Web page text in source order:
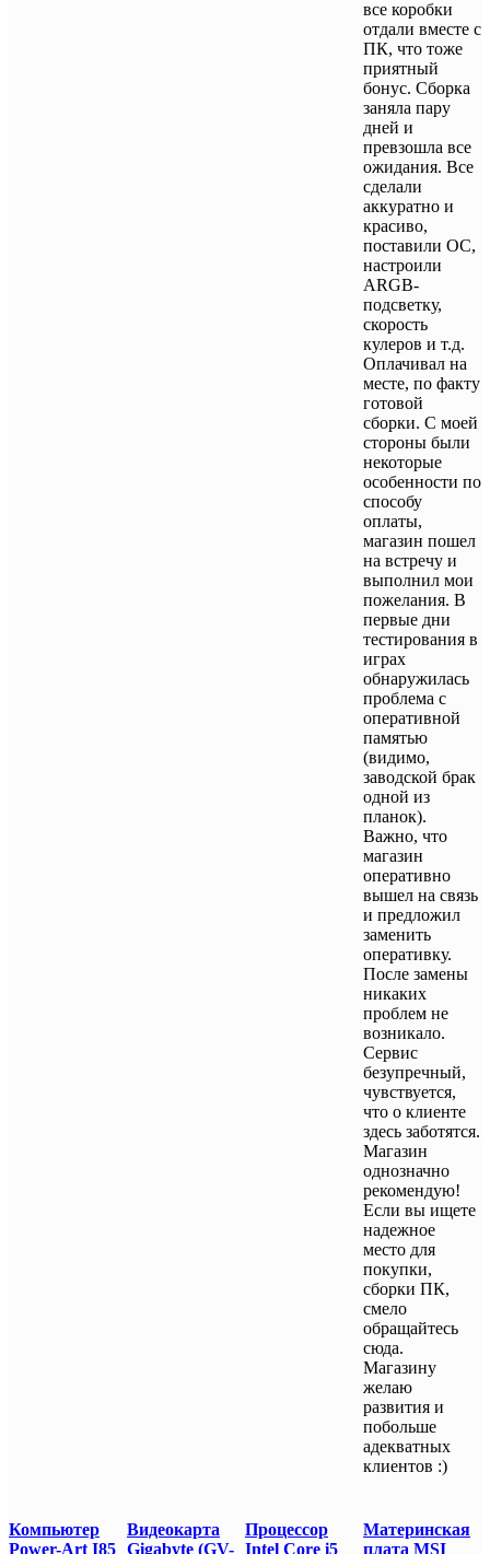
все коробки
отдали вместе с
ПК, что тоже
приятный
бонус. Сборка
заняла пару
дней и
превзошла все
ожидания. Все
сделали
аккуратно и
красиво,
поставили ОС,
настроили
ARGB-
подсветку,
скорость
кулеров и т.д.
Оплачивал на
месте, по факту
готовой
сборки. С моей
стороны были
некоторые
особенности по
способу
оплаты,
магазин пошел
на встречу и
выполнил мои
пожелания. В
первые дни
тестирования в
играх
обнаружилась
проблема с
оперативной
памятью
(видимо,
заводской брак
одной из
планок).
Важно, что
магазин
оперативно
вышел на связь
и предложил
заменить
оперативку.
После замены
никаких
проблем не
возникало.
Сервис
безупречный,
чувствуется,
что о клиенте
здесь заботятся.
Магазин
однозначно
рекомендую!
Если вы ищете
надежное
место для
покупки,
сборки ПК,
смело
обращайтесь
сюда.
Магазину
желаю
развития и
побольше
адекватных
клиентов :)
Компьютер
Power-Art I85
Видеокарта
Gigabyte (GV-
Процессор
Intel Core i5
Материнская
плата MSI